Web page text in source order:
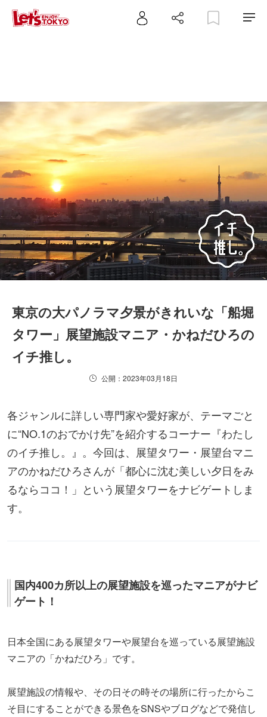
東京の大パノラマ夕景がきれいな「船堀
タワー」展望施設マニア・かねだひろの
イチ推し。
公開：2023年03月18日
各ジャンルに詳しい専門家や愛好家が、テーマごと
に“NO.1のおでかけ先”を紹介するコーナー『わたし
のイチ推し。』。今回は、展望タワー・展望台マニ
アのかねだひろさんが「都心に沈む美しい夕日をみ
るならココ！」という展望タワーをナビゲートしま
す。
国内400カ所以上の展望施設を巡ったマニアがナビ
ゲート！
日本全国にある展望タワーや展望台を巡っている展望施設
マニアの「かねだひろ」です。
展望施設の情報や、その日その時その場所に行ったからこ
そ目にすることができる景色をSNSやブログなどで発信し